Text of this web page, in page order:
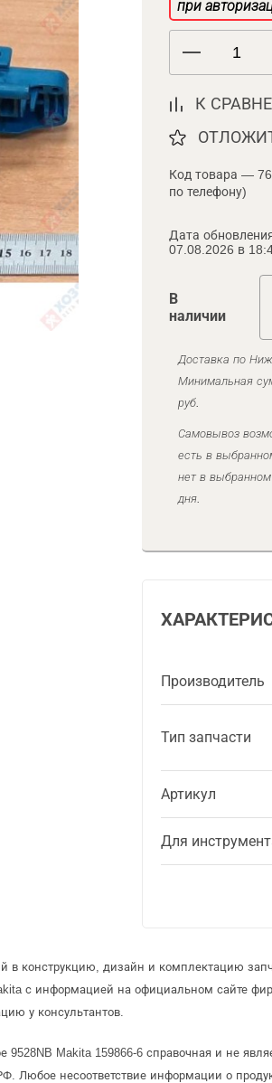
при
К
Код товара —
по телефону)
Дата
07.08.2026 в
В
наличии
Доставка по
Минимальная
руб.
Самовывоз
есть в
нет в
дня.
Производитель
Тип запчасти
Артикул
Для
в конструкцию, дизайн и комплектацию
с информацией на официальном сайте
у консультантов.
Makita 159866-6 справочная и не
Любое несоответствие информации о